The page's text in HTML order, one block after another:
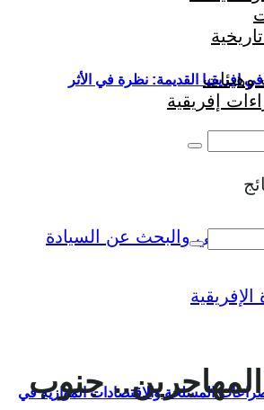
في إفريقيا القديمة: نظرة في الأثر
المسلحة والاقتصادات الموازية في
إفريقية
المهاجرين.. جنوب